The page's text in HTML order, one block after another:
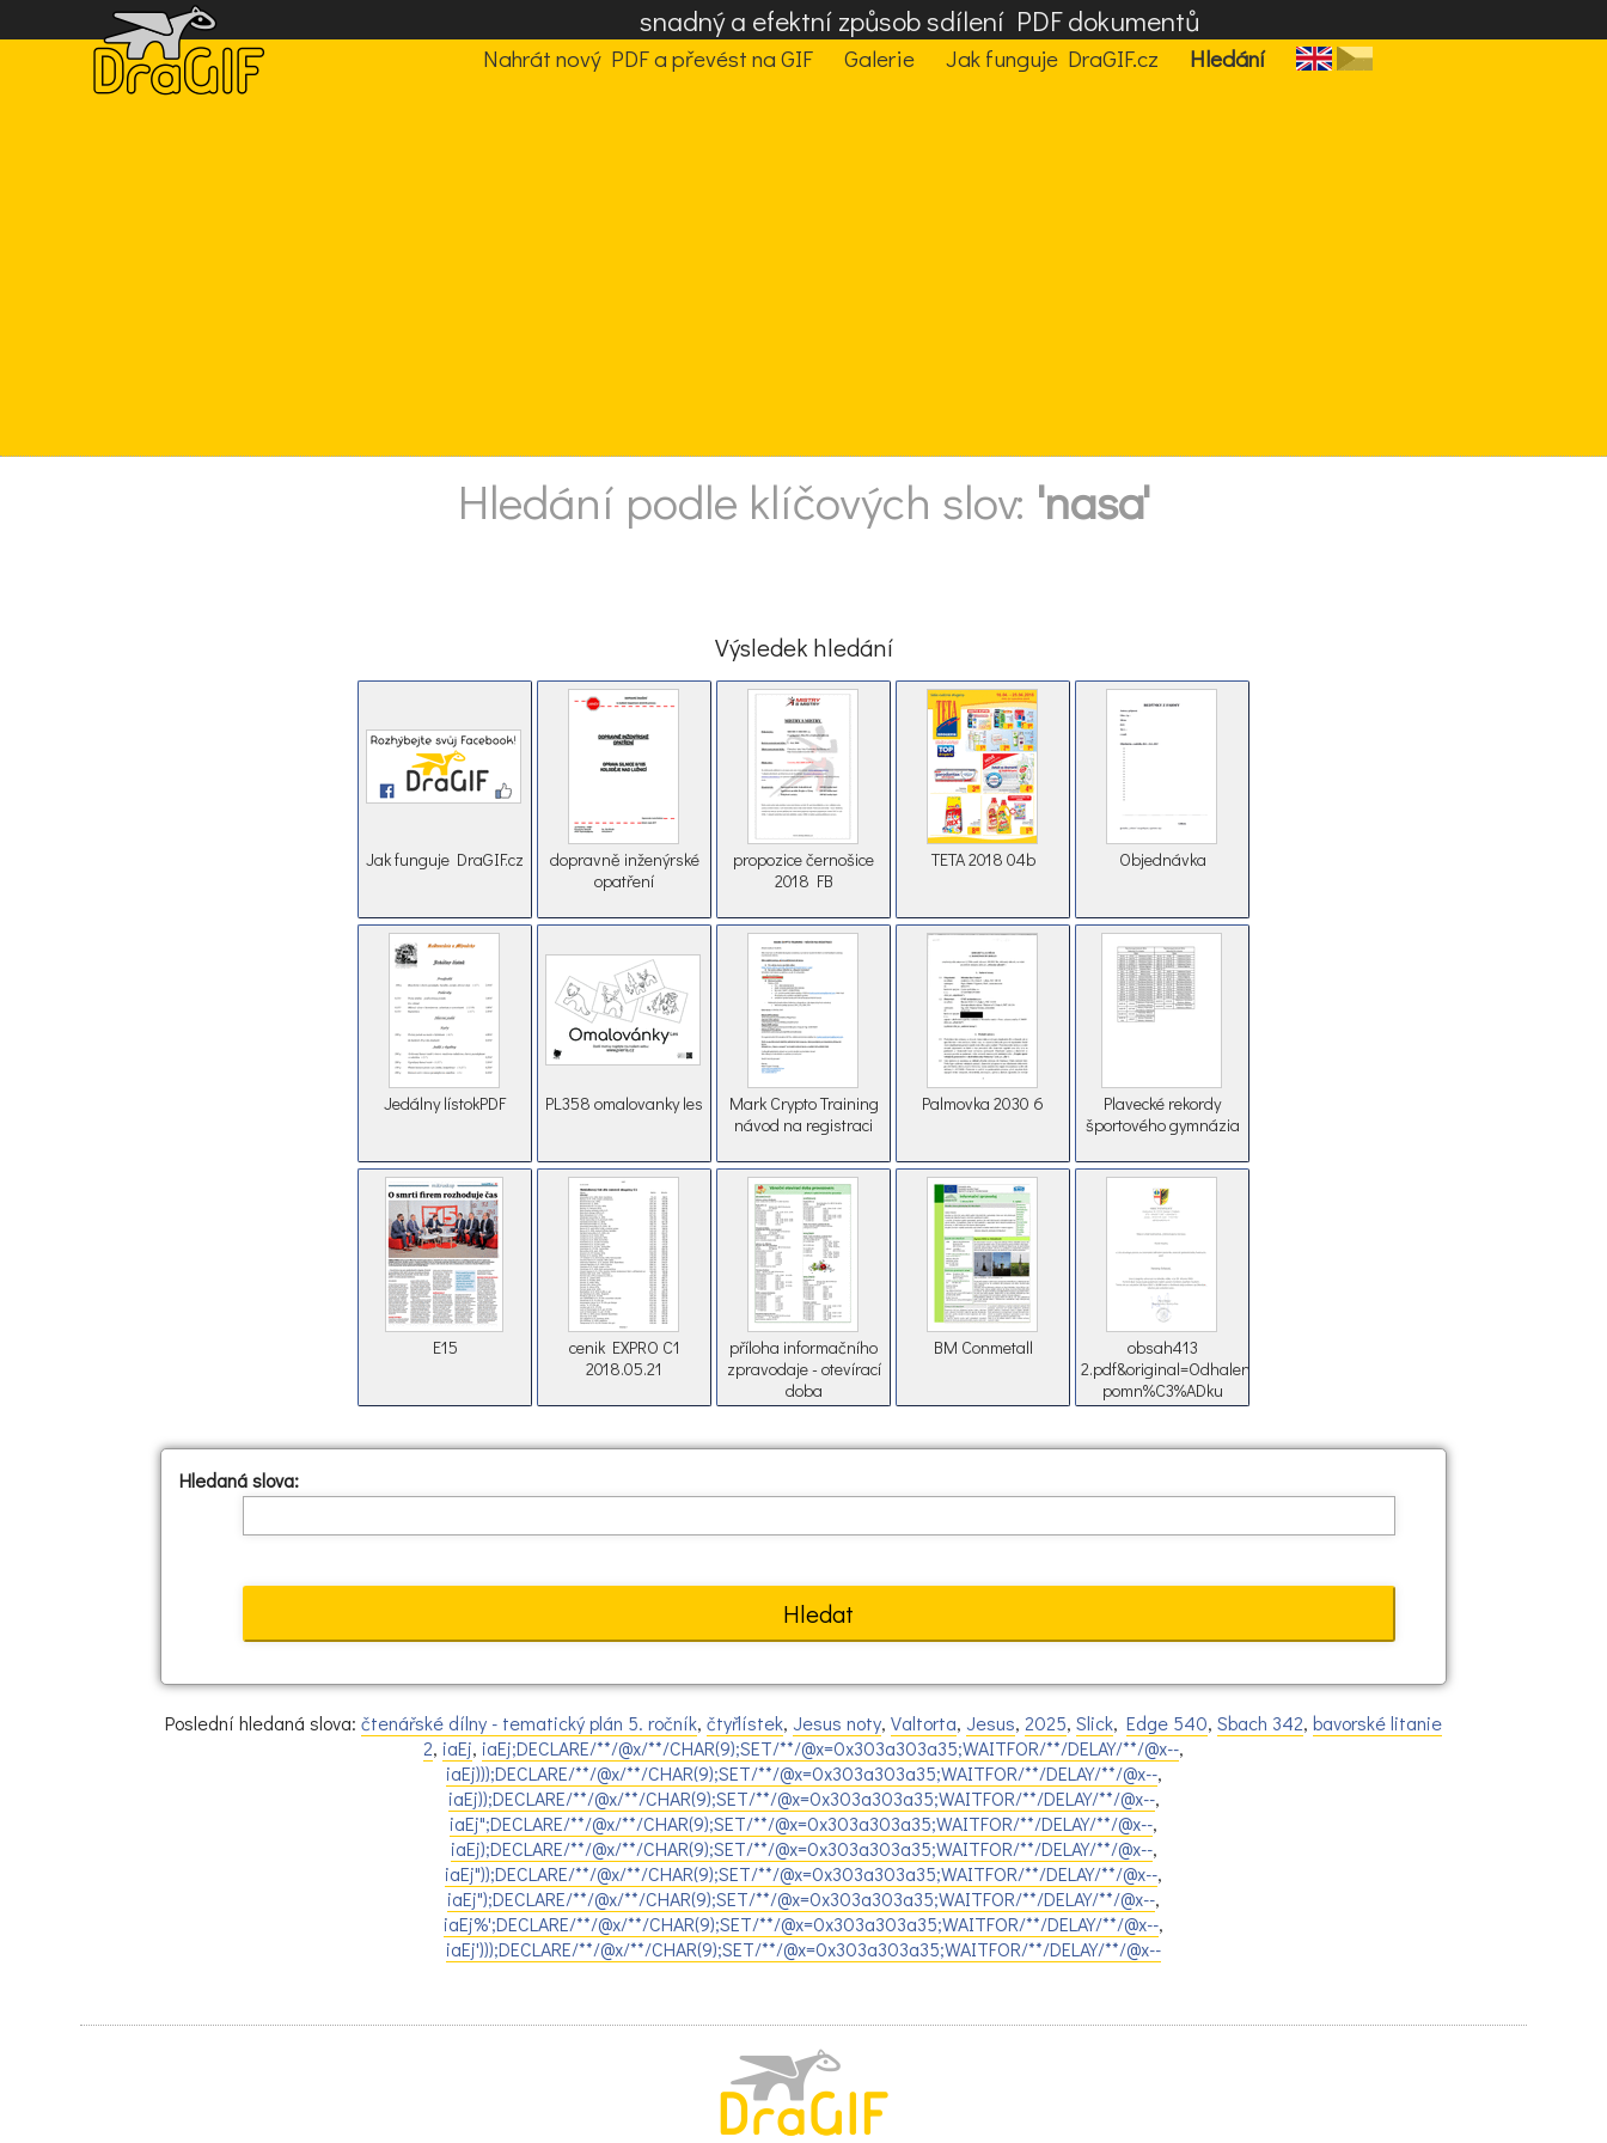
snadný a efektní způsob sdílení PDF dokumentů
Nahrát nový PDF a převést na GIF Galerie Jak funguje DraGIF.cz Hledání
Hledání podle klíčových slov: 'nasa'
Výsledek hledání
Jak funguje DraGIF.cz
dopravně inženýrské
opatření
propozice černošice
2018 FB
TETA 2018 04b Objednávka
Jedálny lístokPDF PL358 omalovanky les
Mark Crypto Training
návod na registraci
Palmovka 2030 6
Plavecké rekordy
športového gymnázia
E15
cenik EXPRO C1
2018.05.21
příloha informačního
zpravodaje - otevírací
doba
BM Conmetall
obsah413
2.pdf&original=Odhalen%C3%AD
pomn%C3%ADku
p%C3%AD.Srbov%C3%A9
Hledaná slova:
Poslední hledaná slova: čtenářské dílny - tematický plán 5. ročník, čtyřlístek, Jesus noty, Valtorta, Jesus, 2025, Slick, Edge 540, Sbach 342, bavorské litanie
2, iaEj, iaEj;DECLARE/**/@x/**/CHAR(9);SET/**/@x=0x303a303a35;WAITFOR/**/DELAY/**/@x--,
iaEj)));DECLARE/**/@x/**/CHAR(9);SET/**/@x=0x303a303a35;WAITFOR/**/DELAY/**/@x--,
iaEj));DECLARE/**/@x/**/CHAR(9);SET/**/@x=0x303a303a35;WAITFOR/**/DELAY/**/@x--,
iaEj";DECLARE/**/@x/**/CHAR(9);SET/**/@x=0x303a303a35;WAITFOR/**/DELAY/**/@x--,
iaEj);DECLARE/**/@x/**/CHAR(9);SET/**/@x=0x303a303a35;WAITFOR/**/DELAY/**/@x--,
iaEj"));DECLARE/**/@x/**/CHAR(9);SET/**/@x=0x303a303a35;WAITFOR/**/DELAY/**/@x--,
iaEj");DECLARE/**/@x/**/CHAR(9);SET/**/@x=0x303a303a35;WAITFOR/**/DELAY/**/@x--,
iaEj%';DECLARE/**/@x/**/CHAR(9);SET/**/@x=0x303a303a35;WAITFOR/**/DELAY/**/@x--,
iaEj')));DECLARE/**/@x/**/CHAR(9);SET/**/@x=0x303a303a35;WAITFOR/**/DELAY/**/@x--